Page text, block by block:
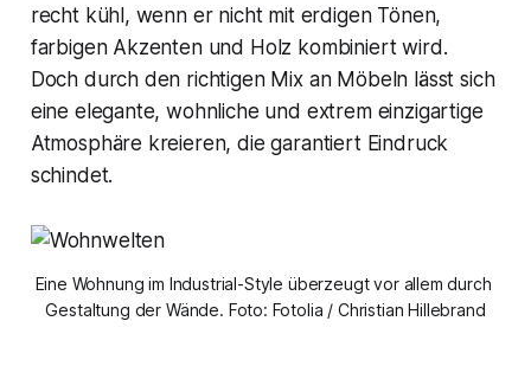
recht kühl, wenn er nicht mit erdigen Tönen,
farbigen Akzenten und Holz kombiniert wird.
Doch durch den richtigen Mix an Möbeln lässt sich
eine elegante, wohnliche und extrem einzigartige
Atmosphäre kreieren, die garantiert Eindruck
schindet.
Eine Wohnung im Industrial-Style überzeugt vor allem durch
Gestaltung der Wände. Foto: Fotolia / Christian Hillebrand